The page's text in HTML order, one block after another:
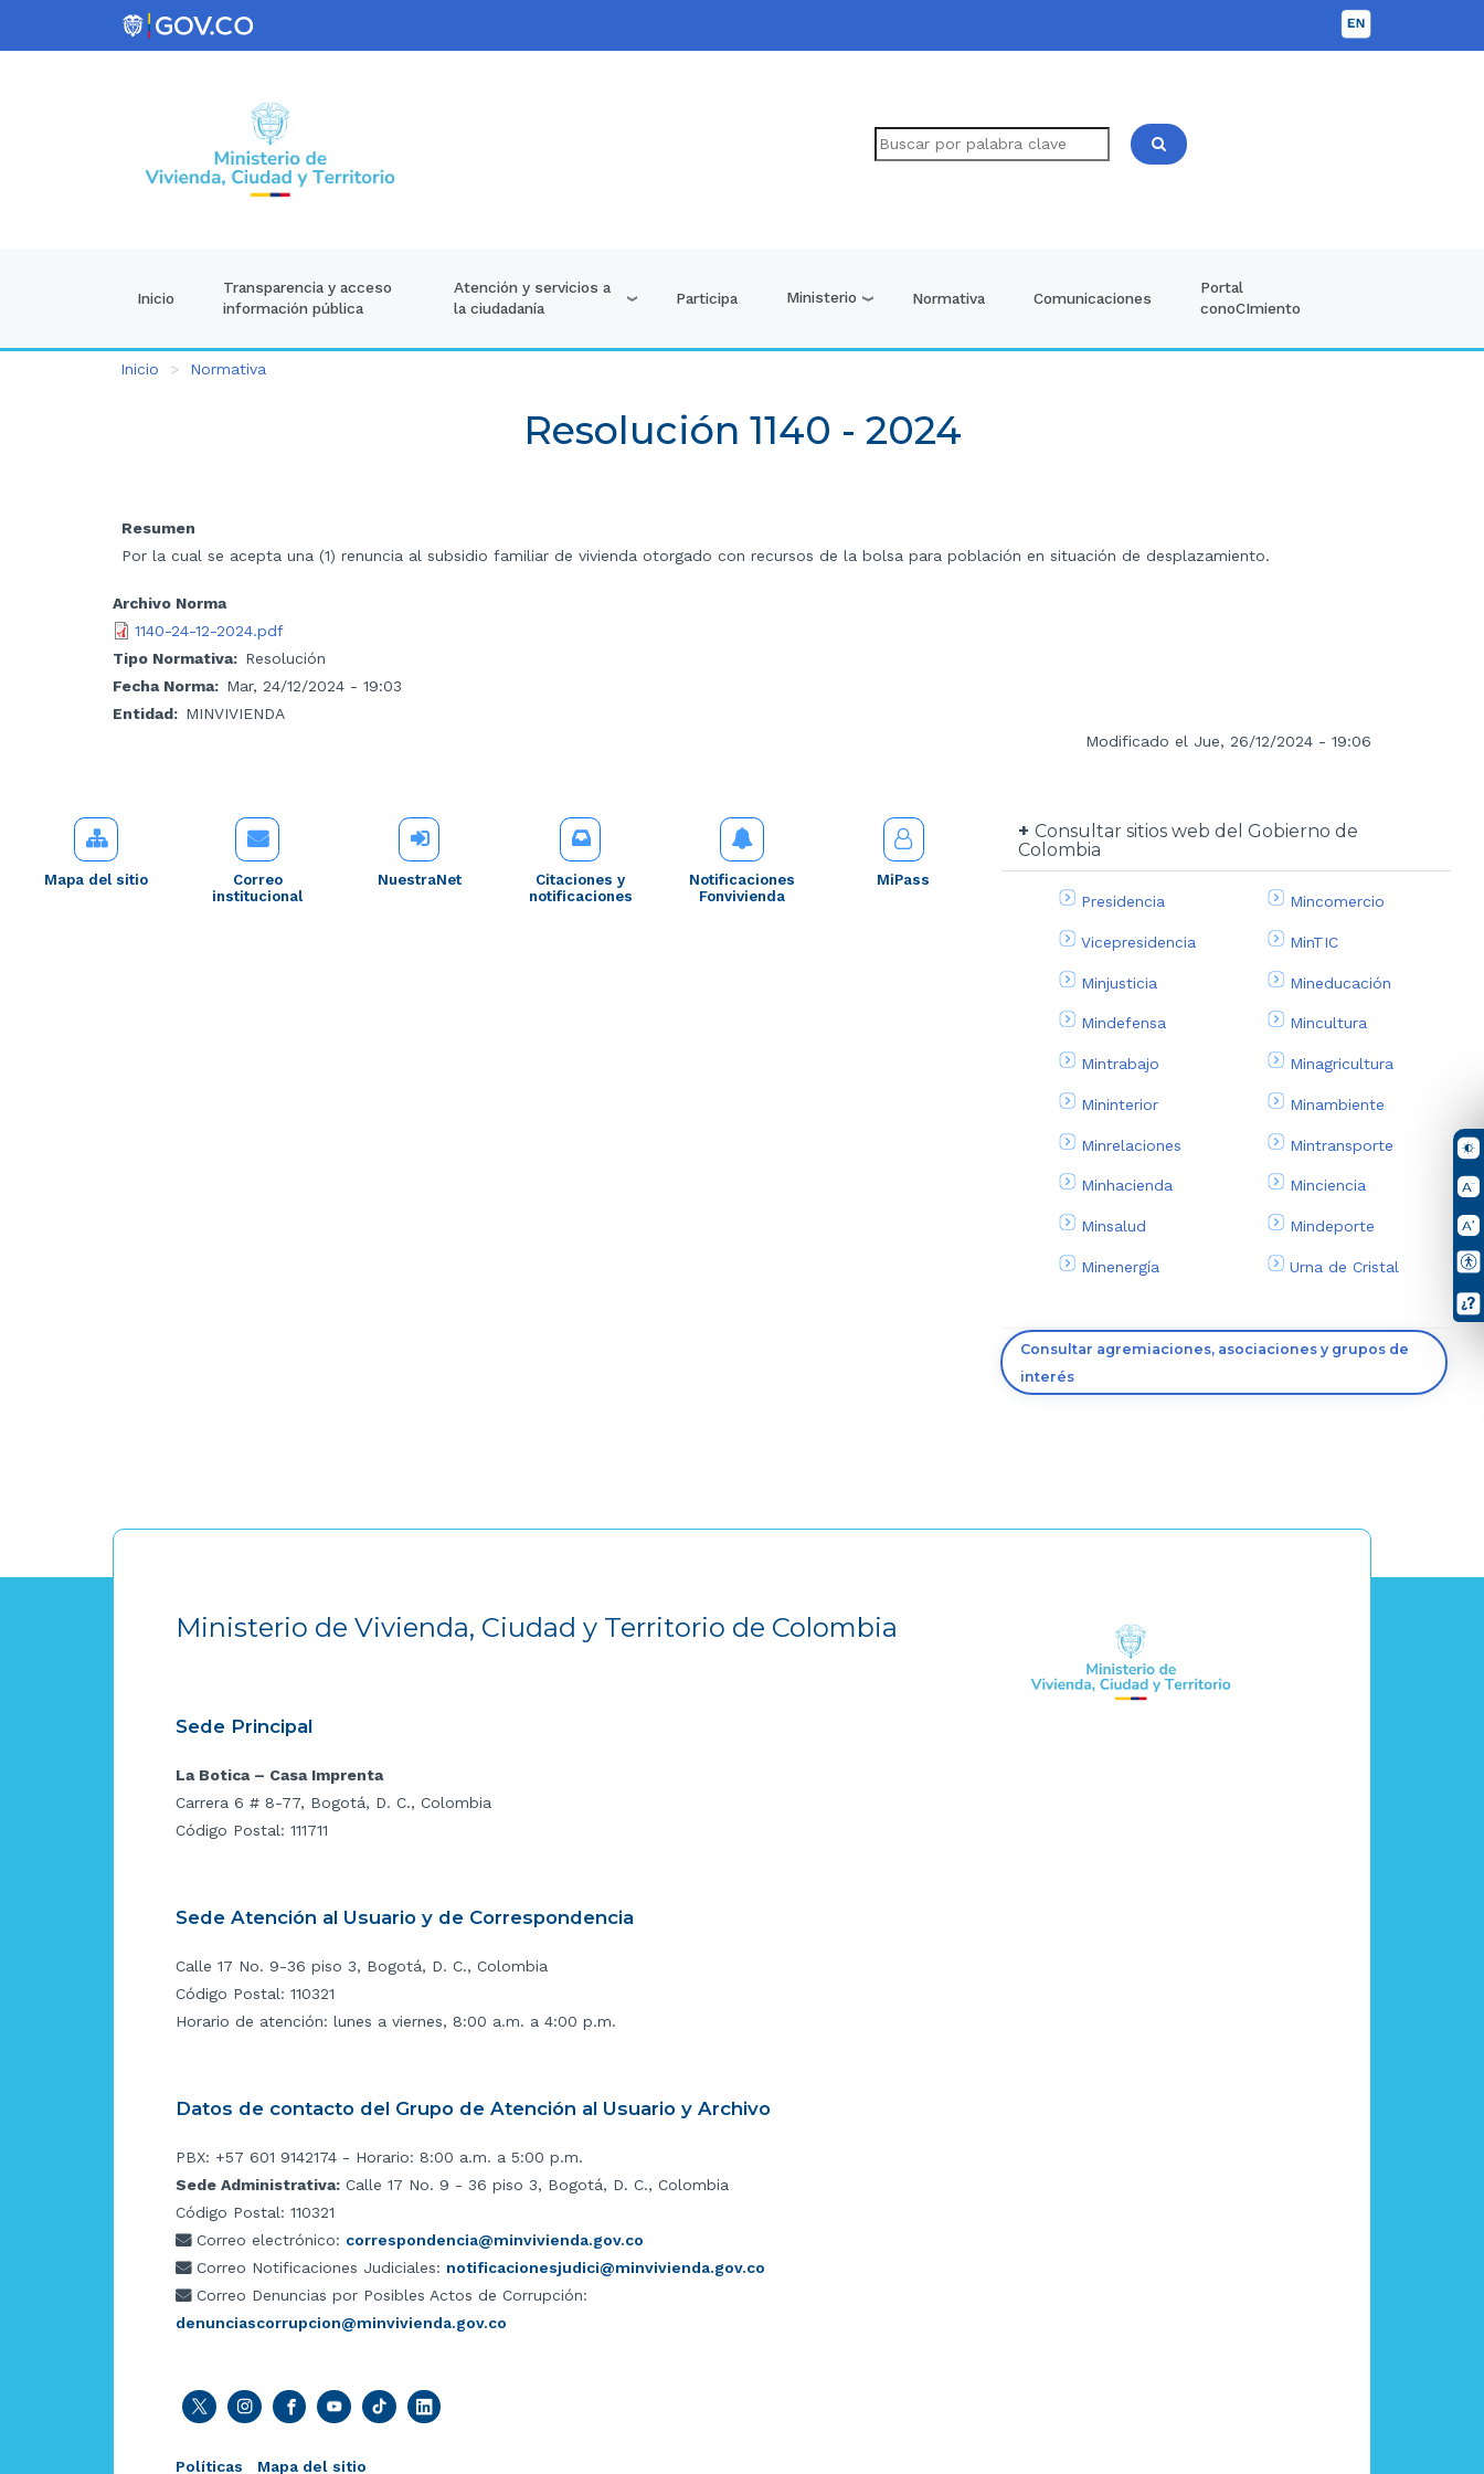
Inicio
Transparencia y acceso
información pública
Atención y servicios a
la ciudadanía
Participa Ministerio Normativa Comunicaciones
Portal
conoCImiento
Inicio Normativa
Resolución 1140 - 2024
Resumen
Por la cual se acepta una (1) renuncia al subsidio familiar de vivienda otorgado con recursos de la bolsa para población en situación de desplazamiento.
Archivo Norma
1140-24-12-2024.pdf
Tipo Normativa
Resolución
Fecha Norma
Mar, 24/12/2024 - 19:03
Entidad
MINVIVIENDA
Modificado el Jue, 26/12/2024 - 19:06
Mapa del sitio
Correo
institucional
NuestraNet
Citaciones y
notificaciones
Notificaciones
Fonvivienda
MiPass
Consultar sitios web del Gobierno de
Colombia
Presidencia
Vicepresidencia
Minjusticia
Mindefensa
Mintrabajo
Mininterior
Minrelaciones
Minhacienda
Minsalud
Minenergía
Mincomercio
MinTIC
Mineducación
Mincultura
Minagricultura
Minambiente
Mintransporte
Minciencia
Mindeporte
Urna de Cristal
Consultar agremiaciones, asociaciones y grupos de
interés
Ministerio de Vivienda, Ciudad y Territorio de Colombia
Sede Principal
La Botica – Casa Imprenta
Carrera 6 # 8-77, Bogotá, D. C., Colombia
Código Postal: 111711
Sede Atención al Usuario y de Correspondencia
Calle 17 No. 9-36 piso 3, Bogotá, D. C., Colombia
Código Postal: 110321
Horario de atención: lunes a viernes, 8:00 a.m. a 4:00 p.m.
Datos de contacto del Grupo de Atención al Usuario y Archivo
PBX: +57 601 9142174 - Horario: 8:00 a.m. a 5:00 p.m.
Sede Administrativa: Calle 17 No. 9 - 36 piso 3, Bogotá, D. C., Colombia
Código Postal: 110321
Correo electrónico: correspondencia@minvivienda.gov.co
Correo Notificaciones Judiciales: notificacionesjudici@minvivienda.gov.co
Correo Denuncias por Posibles Actos de Corrupción:
denunciascorrupcion@minvivienda.gov.co
Políticas Mapa del sitio